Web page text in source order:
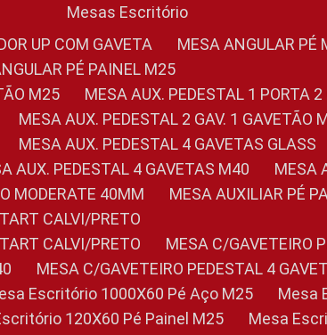
Mesas Escritório
UP COM GAVETA
MESA ANGULAR
PÉ PAINEL M25
M25
MESA AUX. PEDESTAL 1 PORTA
MESA AUX. PEDESTAL 2 GAV. 1 GAVETÃO
MESA AUX. PEDESTAL 4 GAVETAS GLASS
AUX. PEDESTAL 4 GAVETAS M40
MODERATE 40MM
MESA AUXILIAR PÉ
CALVI/PRETO
CALVI/PRETO
MESA C/GAVETEIRO
MESA C/GAVETEIRO PEDESTAL 4
Mesa Escritório 1000X60 Pé Aço M25
Escritório 120X60 Pé Painel M25
Mesa